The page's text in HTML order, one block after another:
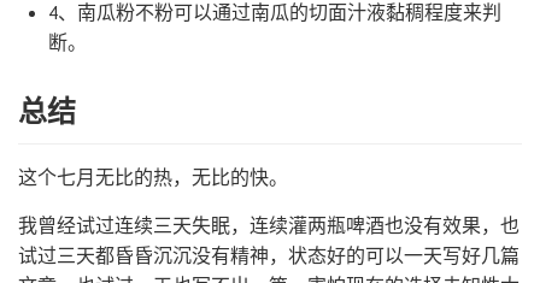
4、南瓜粉不粉可以通过南瓜的切面汁液黏稠程度来判
断。
总结
这个七月无比的热，无比的快。
我曾经试过连续三天失眠，连续灌两瓶啤酒也没有效果，也
试过三天都昏昏沉沉没有精神，状态好的可以一天写好几篇